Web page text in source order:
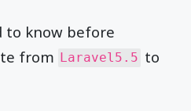
to know before
from Laravel5.5 to